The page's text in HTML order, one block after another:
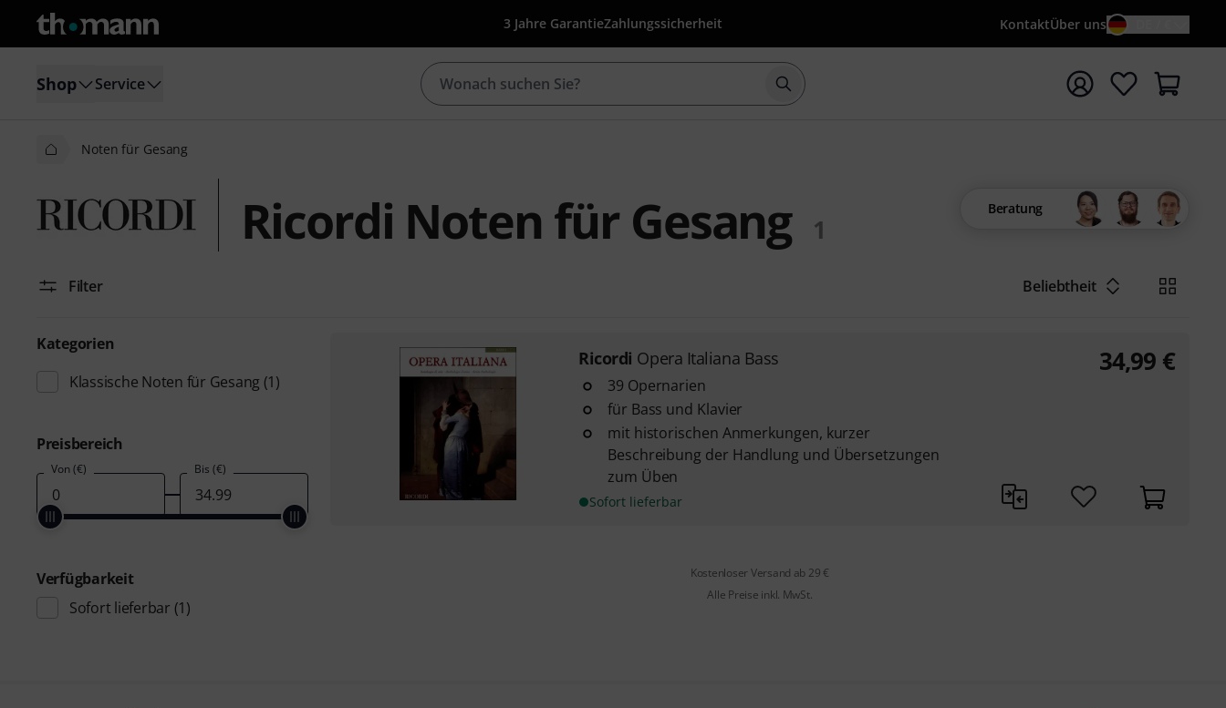
3 Jahre GarantieZahlungssicherheit KontaktÜber uns
Shop Service Suche mit Suchwort {searchTerm} starten
Noten für Gesang
Ricordi Noten für Gesang 1
Beratung
Filter Beliebtheit
Kategorien
Klassische Noten für Gesang (1)
Preisbereich
Von (€) Bis (€)
Verfügbarkeit
Sofort lieferbar (1)
Ricordi Opera Italiana Bass
39 Opernarien
für Bass und Klavier
mit historischen Anmerkungen, kurzer
Beschreibung der Handlung und Übersetzungen
zum Üben
Sofort lieferbar
34,99 €
Kostenloser Versand ab 29 €
Alle Preise inkl. MwSt.